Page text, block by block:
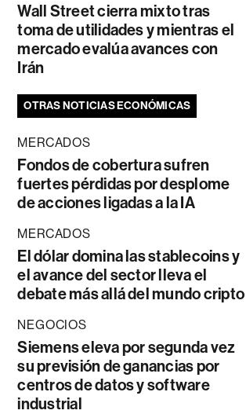
Wall Street cierra mixto tras
toma de utilidades y mientras el
mercado evalúa avances con
Irán
OTRAS NOTICIAS ECONÓMICAS
MERCADOS
Fondos de cobertura sufren
fuertes pérdidas por desplome
de acciones ligadas a la IA
MERCADOS
El dólar domina las stablecoins y
el avance del sector lleva el
debate más allá del mundo cripto
NEGOCIOS
Siemens eleva por segunda vez
su previsión de ganancias por
centros de datos y software
industrial